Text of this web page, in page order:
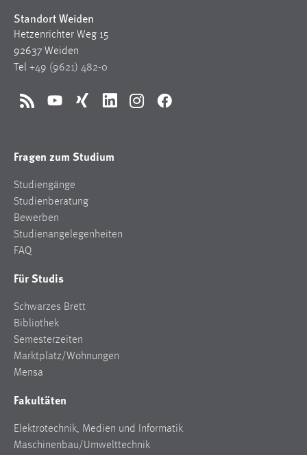
Standort Weiden
Hetzenrichter Weg 15
92637 Weiden
Tel +49 (9621) 482-0
RSS YouTubeXing LinkedInInstagramFacebook
Fragen zum Studium
Studiengänge
Studienberatung
Bewerben
Studienangelegenheiten
FAQ
Für Studis
Schwarzes Brett
Bibliothek
Semesterzeiten
Marktplatz/Wohnungen
Mensa
Fakultäten
Elektrotechnik, Medien und Informatik
Maschinenbau/Umwelttechnik